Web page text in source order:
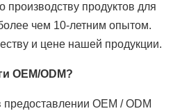
продуктов для
чем 10-летним опытом.
и цене нашей продукции.
OEM/ODM?
OEM / ODM